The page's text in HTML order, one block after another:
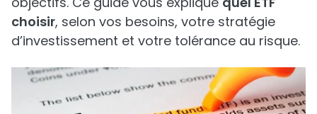
choisir, selon vos besoins, votre stratégie
d’investissement et votre tolérance au risque.